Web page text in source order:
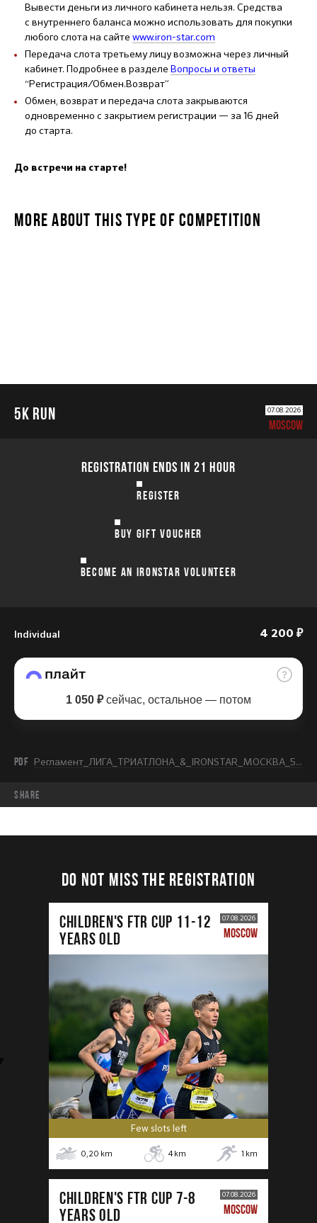
Вывести деньги из личного кабинета нельзя. Средства
с внутреннего баланса можно использовать для покупки
любого слота на сайте www.iron-star.com
Передача слота третьему лицу возможна через личный
кабинет. Подробнее в разделе Вопросы и ответы
“Регистрация/Обмен.Возврат”
Обмен, возврат и передача слота закрываются
одновременно с закрытием регистрации — за 16 дней
до старта.
До встречи на старте!
MORE ABOUT THIS TYPE OF COMPETITION
5К RUN 07.08.2026
MOSCOW
REGISTRATION ENDS IN 21 HOUR
REGISTER
BUY GIFT VOUCHER
BECOME AN IRONSTAR VOLUNTEER
Individual 4 200 ₽
1 050 ₽сейчас, остальное — потом
PDF Регламент_ЛИГА_ТРИАТЛОНА_&_IRONSTAR_МОСКВА_5K_RUN_2026.pdf
share
DO NOT MISS THE REGISTRATION
CHILDREN'S FTR CUP 11-12
years old
07.08.2026
MOSCOW
Few slots left
0,20 km 4km 1 km
CHILDREN'S FTR CUP 7-8
years old
07.08.2026
MOSCOW